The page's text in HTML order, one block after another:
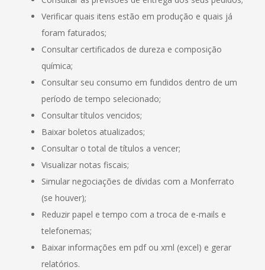
Verificar quais itens estão em produção e quais já
foram faturados;
Consultar certificados de dureza e composição
química;
Consultar seu consumo em fundidos dentro de um
período de tempo selecionado;
Consultar títulos vencidos;
Baixar boletos atualizados;
Consultar o total de títulos a vencer;
Visualizar notas fiscais;
Simular negociações de dívidas com a Monferrato
(se houver);
Reduzir papel e tempo com a troca de e-mails e
telefonemas;
Baixar informações em pdf ou xml (excel) e gerar
relatórios.